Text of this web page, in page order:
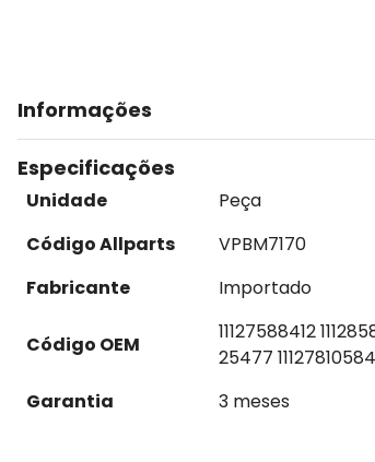
Informações
Especificações
Unidade
Peça
Código Allparts
VPBM7170
Fabricante
Importado
Código OEM
11127588412
25477 11127810584
Garantia
3 meses